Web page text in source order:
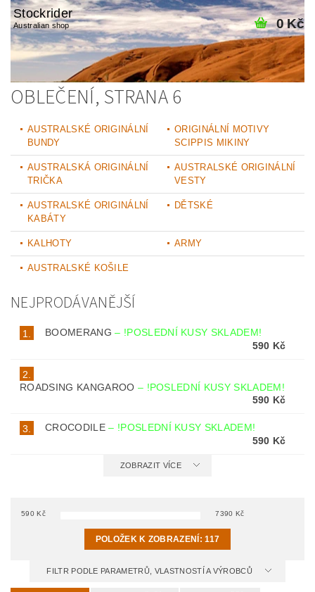
Stockrider
Australian shop 0 Kč
OBLEČENÍ, STRANA 6
AUSTRALSKÉ ORIGINÁLNÍ
BUNDY
ORIGINÁLNÍ MOTIVY
SCIPPIS MIKINY
AUSTRALSKÁ ORIGINÁLNÍ
TRIČKA
AUSTRALSKÉ ORIGINÁLNÍ
VESTY
AUSTRALSKÉ ORIGINÁLNÍ
KABÁTY
DĚTSKÉ
KALHOTY ARMY
AUSTRALSKÉ KOŠILE
NEJPRODÁVANĚJŠÍ
1. BOOMERANG– !POSLEDNÍ KUSY SKLADEM!
590 Kč
2.
ROADSING KANGAROO – !POSLEDNÍ KUSY SKLADEM!
590 Kč
3. CROCODILE– !POSLEDNÍ KUSY SKLADEM!
590 Kč
ZOBRAZIT VÍCE
590Kč 7390 Kč
POLOŽEK K ZOBRAZENÍ:117
FILTR PODLE PARAMETRŮ, VLASTNOSTÍ A VÝROBCŮ